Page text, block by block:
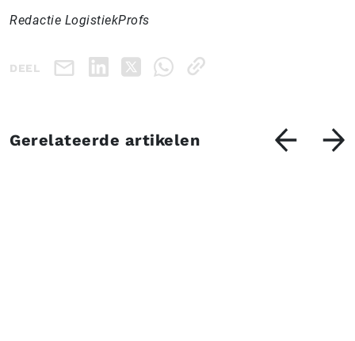
Redactie LogistiekProfs
DEEL
Gerelateerde artikelen